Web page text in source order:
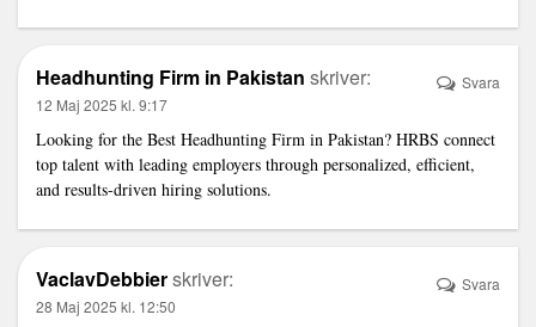
Headhunting Firm in Pakistan skriver:
12 Maj 2025 kl. 9:17
Looking for the Best Headhunting Firm in Pakistan? HRBS connect
top talent with leading employers through personalized, efficient,
and results-driven hiring solutions.
Svara
VaclavDebbierskriver:
28 Maj 2025 kl. 12:50
Svara